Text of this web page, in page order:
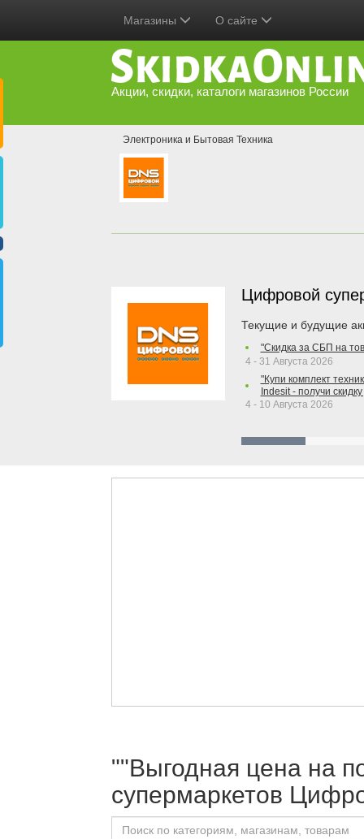
Магазины О сайте
Акции, скидки, каталоги магазинов России
Электроника и Бытовая Техника
Цифровой
Текущие и будущие
"Скидка за СБП на
4 - 31 Августа 2026
"Купи комплект
Indesit - получи
4 - 10 Августа 2026
""Выгодная цена на
супермаркетов